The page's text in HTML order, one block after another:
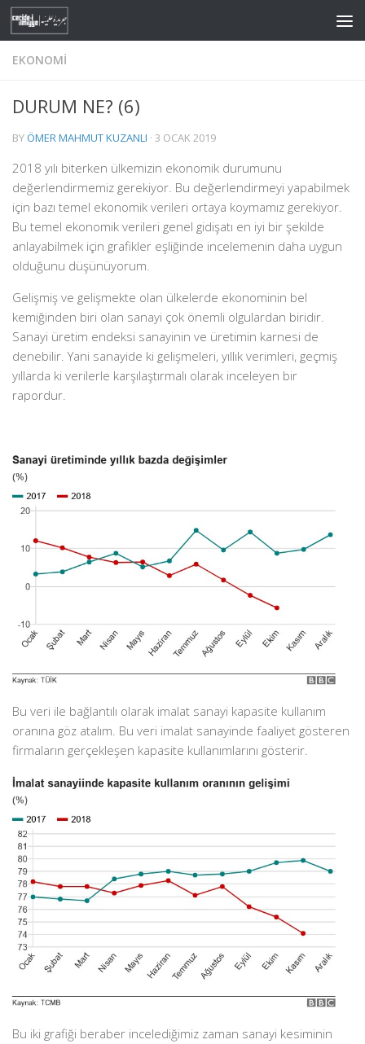
Skip to content
EKONOMI
DURUM NE? (6)
BY ÖMER MAHMUT KUZANLI · 3 OCAK 2019
2018 yılı biterken ülkemizin ekonomik durumunu
değerlendirmemiz gerekiyor. Bu değerlendirmeyi yapabilmek
için bazı temel ekonomik verileri ortaya koymamız gerekiyor.
Bu temel ekonomik verileri genel gidişatı en iyi bir şekilde
anlayabilmek için grafikler eşliğinde incelemenin daha uygun
olduğunu düşünüyorum.
Gelişmiş ve gelişmekte olan ülkelerde ekonominin bel
kemiğinden biri olan sanayi çok önemli olgulardan biridir.
Sanayi üretim endeksi sanayinin ve üretimin karnesi de
denebilir. Yani sanayide ki gelişmeleri, yıllık verimleri, geçmiş
yıllarda ki verilerle karşılaştırmalı olarak inceleyen bir
rapordur.
Bu veri ile bağlantılı olarak imalat sanayi kapasite kullanım
oranına göz atalım. Bu veri imalat sanayinde faaliyet gösteren
firmaların gerçekleşen kapasite kullanımlarını gösterir.
Bu iki grafiği beraber incelediğimiz zaman sanayi kesiminin